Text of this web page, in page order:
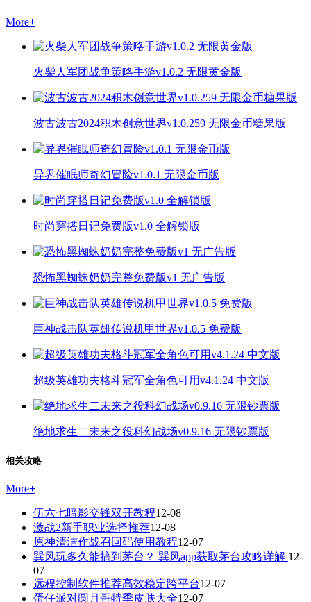
More+
火柴人军团战争策略手游v1.0.2 无限黄金版
波古波古2024积木创意世界v1.0.259 无限金币糖果版
异界催眠师奇幻冒险v1.0.1 无限金币版
时尚穿搭日记免费版v1.0 全解锁版
恐怖黑蜘蛛奶奶完整免费版v1 无广告版
巨神战击队英雄传说机甲世界v1.0.5 免费版
超级英雄功夫格斗冠军全角色可用v4.1.24 中文版
绝地求生二未来之役科幻战场v0.9.16 无限钞票版
相关攻略
More+
伍六七暗影交锋双开教程12-08
激战2新手职业选择推荐12-08
原神清洁作战召回码使用教程12-07
巽风玩多久能搞到茅台？ 巽风app获取茅台攻略详解 12-
07
远程控制软件推荐高效稳定跨平台12-07
蛋仔派对圆月哥特季皮肤大全12-07